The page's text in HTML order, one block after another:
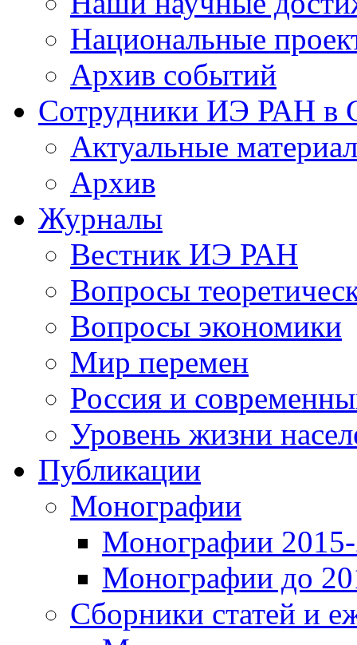
Национальные
Архив событий
Сотрудники ИЭ РАН
Актуальные
Архив
Журналы
Вестник ИЭ РАН
Вопросы
Вопросы экономики
Мир перемен
Россия и
Уровень жизни
Публикации
Монографии
Монографии 2015-
Монографии до
Сборники статей и